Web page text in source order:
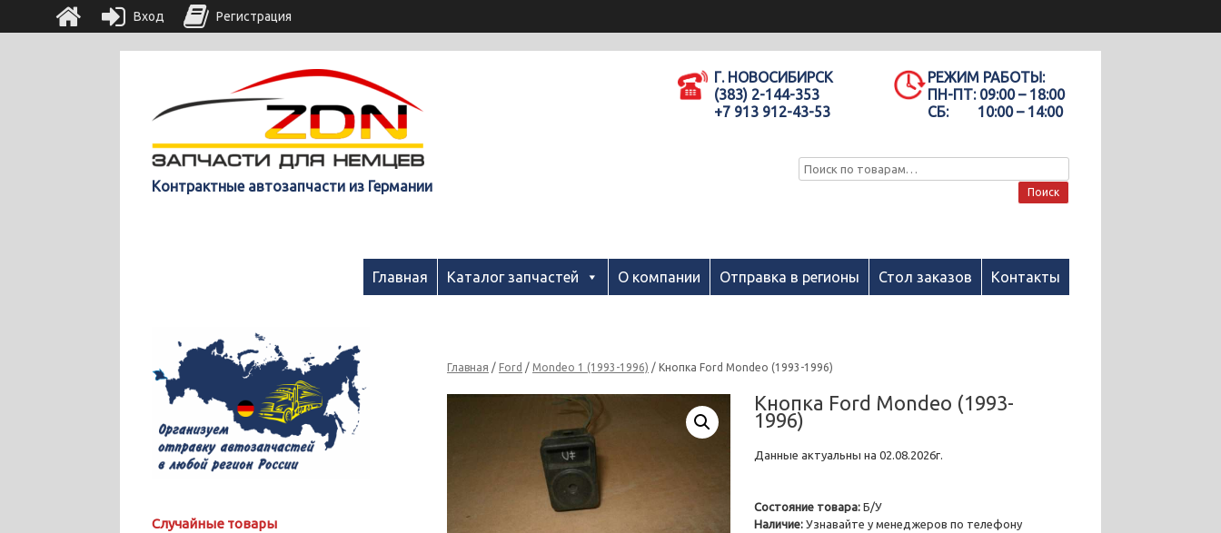
Контрактные автозапчасти из Германии
Г. НОВОСИБИРСК
(383) 2-144-353
+7 913 912-43-53
РЕЖИМ РАБОТЫ:
ПН-ПТ: 09:00 – 18:00
СБ:
10:00 – 14:00
Поиск
Главная Каталог запчастей О компании Отправка в регионы Стол заказов Контакты
Главная /Ford /Mondeo 1 (1993-1996) / Кнопка Ford Mondeo (1993-1996)
Кнопка Ford Mondeo (1993-
1996)
Данные актуальны на 02.08.2026г.
Состояние товара: Б/У
Наличие: Узнавайте у менеджеров по телефону
Случайные товары
Вход Регистрация